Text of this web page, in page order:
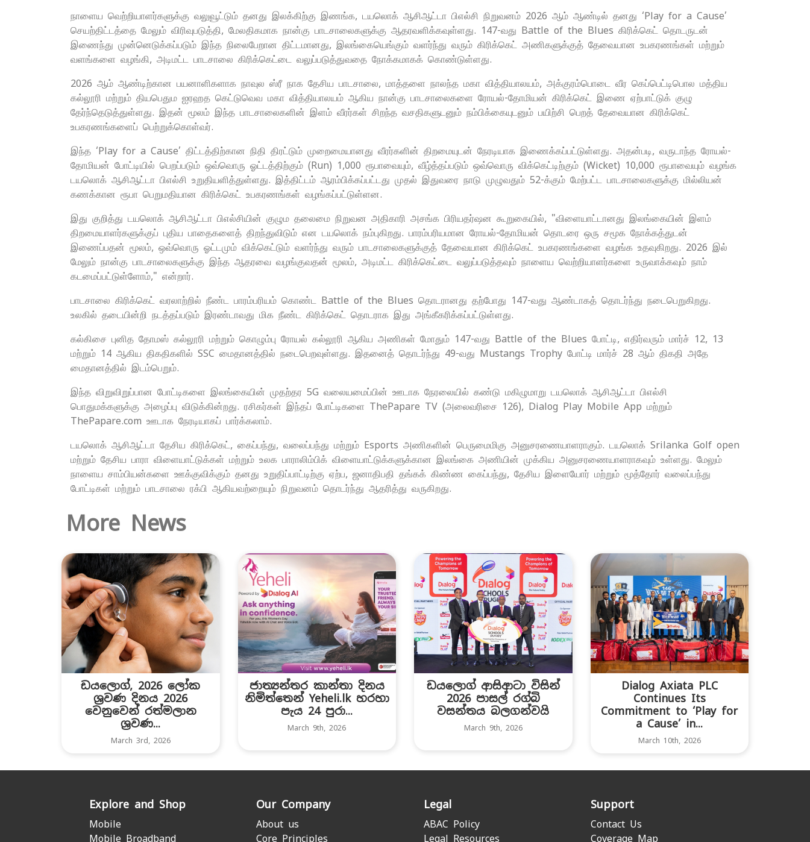
நாளைய வெற்றியாளர்களுக்கு வலுவூட்டும் தனது இலக்கிற்கு இணங்க, டயலொக் ஆசிஆட்டா பிஎல்சி நிறுவனம் 2026 ஆம் ஆண்டில் தனது ‘Play for a Cause’
செயற்திட்டத்தை மேலும் விரிவுபடுத்தி, மேலதிகமாக நான்கு பாடசாலைகளுக்கு ஆதரவளிக்கவுள்ளது. 147-வது Battle of the Blues கிரிக்கெட் தொடருடன்
இணைந்து முன்னெடுக்கப்படும் இந்த நிலைபேறான திட்டமானது, இலங்கையெங்கும் வளர்ந்து வரும் கிரிக்கெட் அணிகளுக்குத் தேவையான உபகரணங்கள் மற்றும்
வளங்களை வழங்கி, அடிமட்ட பாடசாலை கிரிக்கெட்டை வலுப்படுத்துவதை நோக்கமாகக் கொண்டுள்ளது.
2026 ஆம் ஆண்டிற்கான பயனாளிகளாக நாவுல ஸ்ரீ நாக தேசிய பாடசாலை, மாத்தளை நாலந்த மகா வித்தியாலயம், அக்குரம்பொடை வீர கெப்பெட்டிபொல மத்திய
கல்லூரி மற்றும் தியபெதும ஐரஹத கெட்டுவெவ மகா வித்தியாலயம் ஆகிய நான்கு பாடசாலைகளை ரோயல்-தோமியன் கிரிக்கெட் இணை ஏற்பாட்டுக் குழு
தேர்ந்தெடுத்துள்ளது. இதன் மூலம் இந்த பாடசாலைகளின் இளம் வீரர்கள் சிறந்த வசதிகளுடனும் நம்பிக்கையுடனும் பயிற்சி பெறத் தேவையான கிரிக்கெட்
உபகரணங்களைப் பெற்றுக்கொள்வர்.
இந்த ‘Play for a Cause’ திட்டத்திற்கான நிதி திரட்டும் முறைமையானது வீரர்களின் திறமையுடன் நேரடியாக இணைக்கப்பட்டுள்ளது. அதன்படி, வருடாந்த ரோயல்-
தோமியன் போட்டியில் பெறப்படும் ஒவ்வொரு ஓட்டத்திற்கும் (Run) 1,000 ரூபாவையும், வீழ்த்தப்படும் ஒவ்வொரு விக்கெட்டிற்கும் (Wicket) 10,000 ரூபாவையும் வழங்க
டயலொக் ஆசிஆட்டா பிஎல்சி உறுதியளித்துள்ளது. இத்திட்டம் ஆரம்பிக்கப்பட்டது முதல் இதுவரை நாடு முழுவதும் 52-க்கும் மேற்பட்ட பாடசாலைகளுக்கு மில்லியன்
கணக்கான ரூபா பெறுமதியான கிரிக்கெட் உபகரணங்கள் வழங்கப்பட்டுள்ளன.
இது குறித்து டயலொக் ஆசிஆட்டா பிஎல்சியின் குழும தலைமை நிறுவன அதிகாரி அசங்க பிரியதர்ஷன கூறுகையில், "விளையாட்டானது இலங்கையின் இளம்
திறமையாளர்களுக்குப் புதிய பாதைகளைத் திறந்துவிடும் என டயலொக் நம்புகிறது. பாரம்பரியமான ரோயல்-தோமியன் தொடரை ஒரு சமூக நோக்கத்துடன்
இணைப்பதன் மூலம், ஒவ்வொரு ஓட்டமும் விக்கெட்டும் வளர்ந்து வரும் பாடசாலைகளுக்குத் தேவையான கிரிக்கெட் உபகரணங்களை வழங்க உதவுகிறது. 2026 இல்
மேலும் நான்கு பாடசாலைகளுக்கு இந்த ஆதரவை வழங்குவதன் மூலம், அடிமட்ட கிரிக்கெட்டை வலுப்படுத்தவும் நாளைய வெற்றியாளர்களை உருவாக்கவும் நாம்
கடமைப்பட்டுள்ளோம்," என்றார்.
பாடசாலை கிரிக்கெட் வரலாற்றில் நீண்ட பாரம்பரியம் கொண்ட Battle of the Blues தொடரானது தற்போது 147-வது ஆண்டாகத் தொடர்ந்து நடைபெறுகிறது.
உலகில் தடையின்றி நடத்தப்படும் இரண்டாவது மிக நீண்ட கிரிக்கெட் தொடராக இது அங்கீகரிக்கப்பட்டுள்ளது.
கல்கிசை புனித தோமஸ் கல்லூரி மற்றும் கொழும்பு ரோயல் கல்லூரி ஆகிய அணிகள் மோதும் 147-வது Battle of the Blues போட்டி, எதிர்வரும் மார்ச் 12, 13
மற்றும் 14 ஆகிய திகதிகளில் SSC மைதானத்தில் நடைபெறவுள்ளது. இதனைத் தொடர்ந்து 49-வது Mustangs Trophy போட்டி மார்ச் 28 ஆம் திகதி அதே
மைதானத்தில் இடம்பெறும்.
இந்த விறுவிறுப்பான போட்டிகளை இலங்கையின் முதற்தர 5G வலையமைப்பின் ஊடாக நேரலையில் கண்டு மகிழுமாறு டயலொக் ஆசிஆட்டா பிஎல்சி
பொதுமக்களுக்கு அழைப்பு விடுக்கின்றது. ரசிகர்கள் இந்தப் போட்டிகளை ThePapare TV (அலைவரிசை 126), Dialog Play Mobile App மற்றும்
ThePapare.com ஊடாக நேரடியாகப் பார்க்கலாம்.
டயலொக் ஆசிஆட்டா தேசிய கிரிக்கெட், கைப்பந்து, வலைப்பந்து மற்றும் Esports அணிகளின் பெருமைமிகு அனுசரணையாளராகும். டயலொக் Srilanka Golf open
மற்றும் தேசிய பாரா விளையாட்டுக்கள் மற்றும் உலக பாராலிம்பிக் விளையாட்டுக்களுக்கான இலங்கை அணியின் முக்கிய அனுசரணையாளராகவும் உள்ளது. மேலும்
நாளைய சாம்பியன்களை ஊக்குவிக்கும் தனது உறுதிப்பாட்டிற்கு ஏற்ப, ஜனாதிபதி தங்கக் கிண்ண கைப்பந்து, தேசிய இளையோர் மற்றும் மூத்தோர் வலைப்பந்து
போட்டிகள் மற்றும் பாடசாலை ரக்பி ஆகியவற்றையும் நிறுவனம் தொடர்ந்து ஆதரித்து வருகிறது.
More News
ඩයලොග්, 2026 ලෝක
ශ්‍රවණ දිනය 2026
වෙනුවෙන් රත්මලාන
ශ්‍රවණ...
March 3rd, 2026
ජාත්‍යන්තර කාන්තා දිනය
නිමිත්තෙන් Yeheli.lk හරහා
පැය 24 පුරා...
March 9th, 2026
ඩයලොග් ආසිආටා විසින්
2026 පාසල් රග්බි
වසන්තය බලගන්වයි
March 9th, 2026
Dialog Axiata PLC
Continues Its
Commitment to ‘Play for
a Cause’ in...
March 10th, 2026
Explore and Shop
Mobile
Mobile Broadband
Our Company
About us
Core Principles
Legal
ABAC Policy
Legal Resources
Support
Contact Us
Coverage Map